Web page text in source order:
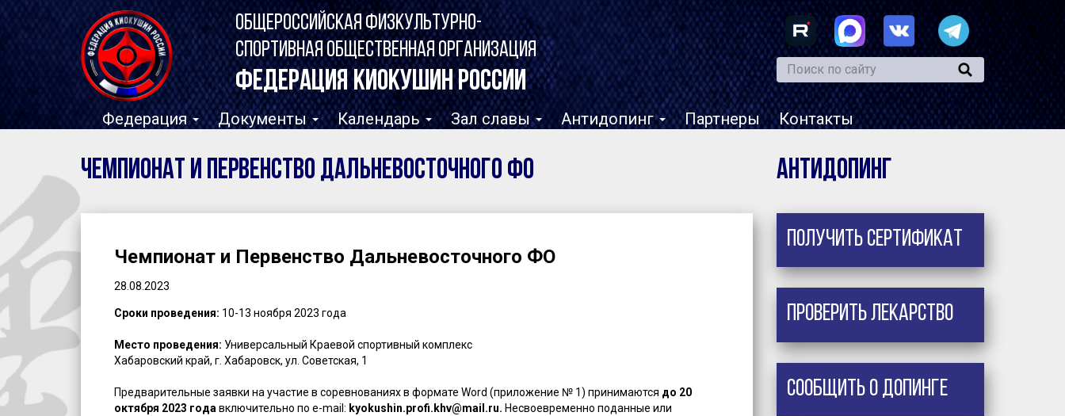
ОБЩЕРОССИЙСКАЯ ФИЗКУЛЬТУРНО-
СПОРТИВНАЯ ОБЩЕСТВЕННАЯ ОРГАНИЗАЦИЯ
ФЕДЕРАЦИЯ КИОКУШИН РОССИИ
Федерация Документы Календарь Зал славы Антидопинг Партнеры Контакты
Чемпионат и Первенство Дальневосточного ФО Антидопинг
Чемпионат и Первенство Дальневосточного ФО
28.08.2023
Сроки проведения: 10-13 ноября 2023 года
Место проведения: Универсальный Краевой спортивный комплекс
Хабаровский край, г. Хабаровск, ул. Советская, 1
Предварительные заявки на участие в соревнованиях в формате Word (приложение № 1) принимаются до 20
октября 2023 года включительно по e-mail: kyokushin.profi.khv@mail.ru. Несвоевременно поданные или
Получить сертификат
Проверить лекарство
Сообщить о допинге